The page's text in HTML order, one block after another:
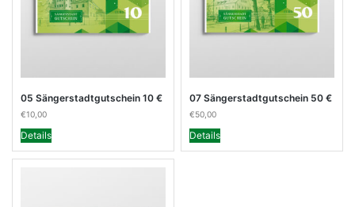
05 Sängerstadtgutschein 10 €
€10,00
Details
07 Sängerstadtgutschein 50 €
€50,00
Details